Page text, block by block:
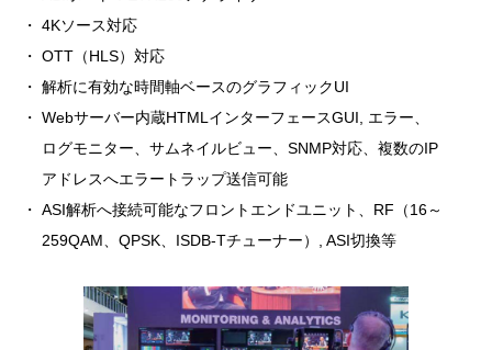
・ 4Kソース対応
・ OTT（HLS）対応
・ 解析に有効な時間軸ベースのグラフィックUI
・ Webサーバー内蔵HTMLインターフェースGUI, エラー、
ログモニター、サムネイルビュー、SNMP対応、複数のIP
アドレスへエラートラップ送信可能
・ ASI解析へ接続可能なフロントエンドユニット、RF（16～
259QAM、QPSK、ISDB-Tチューナー）, ASI切換等